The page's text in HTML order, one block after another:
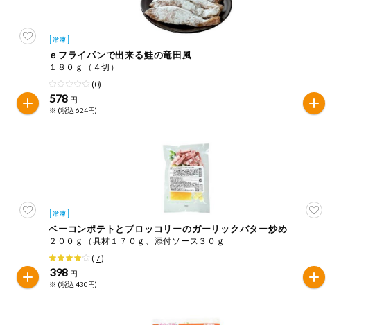
ごま さけ
もも
ｅフライパンで出来る鮭の竜田風
１８０ｇ（４切）
(0)
578 円
※ (税込 624円)
ベーコンポテトとブロッコリーのガーリックバター炒め
２００ｇ（具材１７０ｇ、添付ソース３０ｇ
(7)
398 円
※ (税込 430円)